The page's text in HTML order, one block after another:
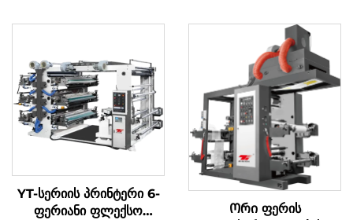
YT-სერიის პრინტერი 6-
ფერიანი ფლექსო
Ორი ფერის